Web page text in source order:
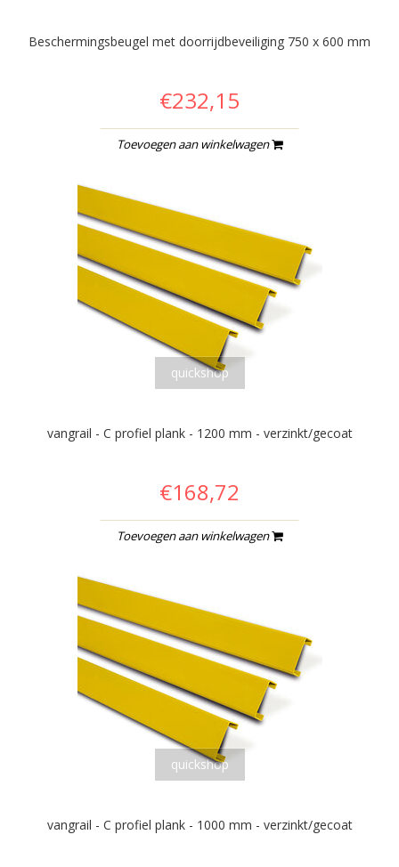
Beschermingsbeugel met doorrijdbeveiliging 750 x 600 mm
€232,15
Toevoegen aan winkelwagen
quickshop
vangrail - C profiel plank - 1200 mm - verzinkt/gecoat
€168,72
Toevoegen aan winkelwagen
quickshop
vangrail - C profiel plank - 1000 mm - verzinkt/gecoat